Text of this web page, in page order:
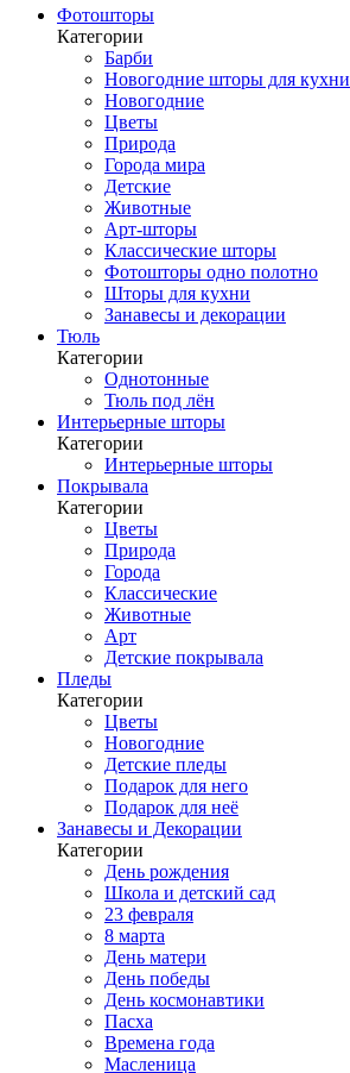
Фотошторы
Категории
Барби
Новогодние шторы для кухни
Новогодние
Цветы
Природа
Города мира
Детские
Животные
Арт-шторы
Классические шторы
Фотошторы одно полотно
Шторы для кухни
Занавесы и декорации
Тюль
Категории
Однотонные
Тюль под лён
Интерьерные шторы
Категории
Интерьерные шторы
Покрывала
Категории
Цветы
Природа
Города
Классические
Животные
Арт
Детские покрывала
Пледы
Категории
Цветы
Новогодние
Детские пледы
Подарок для него
Подарок для неё
Занавесы и Декорации
Категории
День рождения
Школа и детский сад
23 февраля
8 марта
День матери
День победы
День космонавтики
Пасха
Времена года
Масленица